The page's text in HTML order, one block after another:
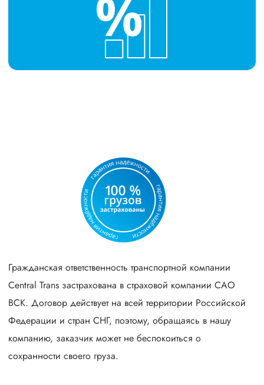
Гражданская ответственность транспортной компании
Central Trans застрахована в страховой компании САО
ВСК. Договор действует на всей территории Российской
Федерации и стран СНГ, поэтому, обращаясь в нашу
компанию, заказчик может не беспокоиться о
сохранности своего груза.